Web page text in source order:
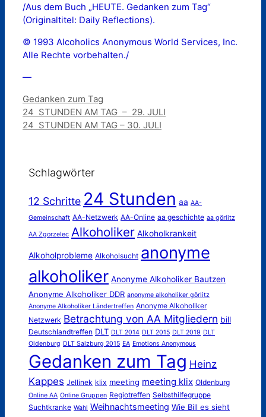
/Aus dem Buch „HEUTE. Gedanken zum Tag“
(Originaltitel: Daily Reflections).
© 1993 Alcoholics Anonymous World Services, Inc.
Alle Rechte vorbehalten./
—
Kategorien
Gedanken zum Tag
24 STUNDEN AM TAG – 29. JULI
24 STUNDEN AM TAG – 30. JULI
Schlagwörter
12 Schritte 24 Stunden aa AA-
Gemeinschaft AA-Netzwerk AA-Online aa geschichte aa görlitz
AA Zgorzelec Alkoholiker Alkoholkrankeit
Alkoholprobleme Alkoholsucht anonyme
alkoholiker Anonyme Alkoholiker Bautzen
Anonyme Alkoholiker DDR anonyme alkoholiker görlitz
Anonyme Alkoholiker Ländertreffen Anonyme Alkoholiker
Netzwerk Betrachtung von AA Mitgliedern bill
Deutschlandtreffen DLT DLT 2014 DLT 2015 DLT 2019 DLT
Oldenburg DLT Salzburg 2015 EA Emotions Anonymous
Gedanken zum Tag Heinz
Kappes Jellinek klix meeting meeting klix Oldenburg
Online AA Online Gruppen Regiotreffen Selbsthilfegruppe
Suchtkranke Wahl Weihnachtsmeeting Wie Bill es sieht